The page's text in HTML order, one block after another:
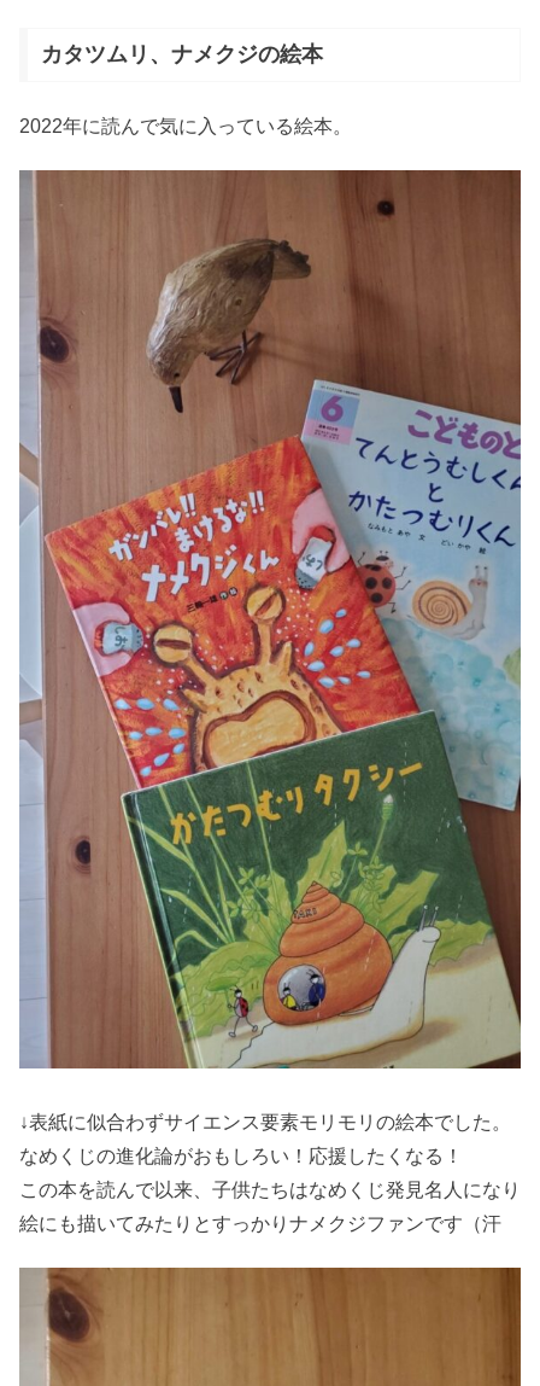
カタツムリ、ナメクジの絵本
2022年に読んで気に入っている絵本。
↓表紙に似合わずサイエンス要素モリモリの絵本でした。
なめくじの進化論がおもしろい！応援したくなる！
この本を読んで以来、子供たちはなめくじ発見名人になり
絵にも描いてみたりとすっかりナメクジファンです（汗